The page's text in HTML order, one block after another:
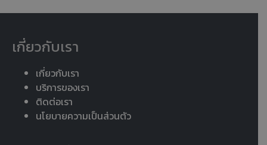
เกี่ยวกับเรา
เกี่ยวกับเรา
บริการของเรา
ติดต่อเรา
นโยบายความเป็นส่วนตัว